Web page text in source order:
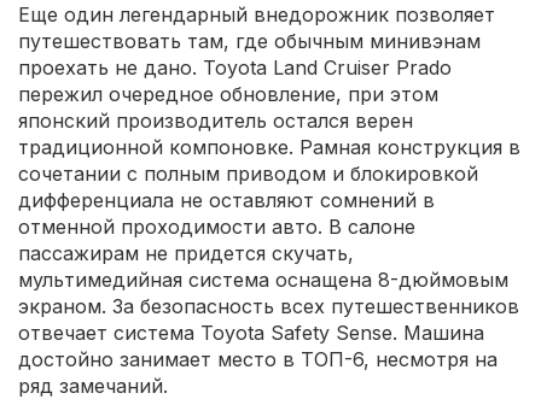
Еще один легендарный внедорожник позволяет
путешествовать там, где обычным минивэнам
проехать не дано. Toyota Land Cruiser Prado
пережил очередное обновление, при этом
японский производитель остался верен
традиционной компоновке. Рамная конструкция в
сочетании с полным приводом и блокировкой
дифференциала не оставляют сомнений в
отменной проходимости авто. В салоне
пассажирам не придется скучать,
мультимедийная система оснащена 8-дюймовым
экраном. За безопасность всех путешественников
отвечает система Toyota Safety Sense. Машина
достойно занимает место в ТОП-6, несмотря на
ряд замечаний.